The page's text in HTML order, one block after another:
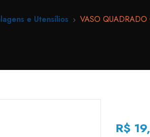
e Utensílios VASO QUADRADO
R$